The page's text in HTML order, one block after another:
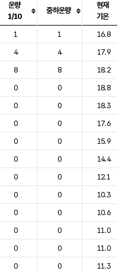
수, 바람, 기압등을 안내한 표입
운량
1/10
중하운량
현재
기온
1 1
16.8
4 4
17.9
8 8
18.2
0 0
18.8
0 0
18.3
0 0
17.6
0 0
15.9
0 0
14.4
0 0
12.1
0 0
10.3
0 0
10.6
0 0
11.0
0 0
11.0
0 0
11.3